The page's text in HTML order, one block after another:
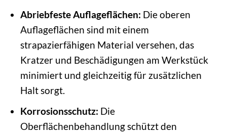
Abriebfeste Auflageflächen: Die oberen
Auflageflächen sind mit einem
strapazierfähigen Material versehen, das
Kratzer und Beschädigungen am Werkstück
minimiert und gleichzeitig für zusätzlichen
Halt sorgt.
Korrosionsschutz: Die
Oberflächenbehandlung schützt den